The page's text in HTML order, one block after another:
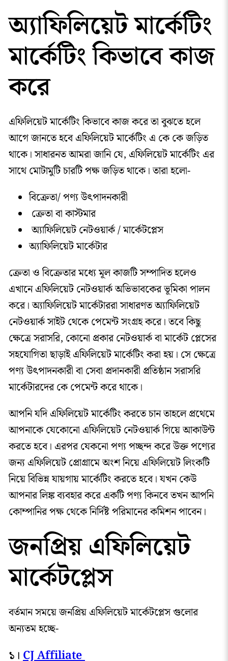
অ্যাফিলিয়েট মার্কেটিং
মার্কেটিং কিভাবে কাজ
করে
এফিলিয়েট মার্কেটিং কিভাবে কাজ করে তা বুঝতে হলে
আগে জানতে হবে এফিলিয়েট মার্কেটিং এ কে কে জড়িত
থাকে। সাধারনত আমরা জানি যে, এফিলিয়েট মার্কেটিং এর
সাথে মোটামুটি চারটি পক্ষ জড়িত থাকে। তারা হলো-
বিক্রেতা/ পণ্য উৎপাদনকারী
ক্রেতা বা কাস্টমার
অ্যাফিলিয়েট নেটওয়ার্ক / মার্কেটপ্লেস
অ্যাফিলিয়েট মার্কেটার
ক্রেতা ও বিক্রেতার মধ্যে মূল কাজটি সম্পাদিত হলেও
এখানে এফিলিয়েট নেটওয়ার্ক অভিভাবকের ভূমিকা পালন
করে। অ্যাফিলিয়েট মার্কেটাররা সাধারণত অ্যাফিলিয়েট
নেটওয়ার্ক সাইট থেকে পেমেন্ট সংগ্রহ করে। তবে কিছু
ক্ষেত্রে সরাসরি, কোনো প্রকার নেটওয়ার্ক বা মার্কেট প্লেসের
সহযোগিতা ছাড়াই এফিলিয়েট মার্কেটিং করা হয়। সে ক্ষেত্রে
পণ্য উৎপাদনকারী বা সেবা প্রদানকারী প্রতিষ্ঠান সরাসরি
মার্কেটারদের কে পেমেন্ট করে থাকে।
আপনি যদি এফিলিয়েট মার্কেটিং করতে চান তাহলে প্রথেমে
আপনাকে যেকোনো এফিলিয়েট নেটওয়ার্ক গিয়ে আকাউন্ট
করতে হবে। এরপর যেকনো পণ্য পচ্ছন্দ করে উক্ত পণ্যের
জন্য এফিলিয়েট প্রোগ্রামে অংশ নিয়ে এফিলিয়েট লিংকটি
নিয়ে বিভিন্ন যায়গায় মার্কেটিং করতে হবে। যখন কেউ
আপনার লিঙ্ক ব্যবহার করে একটি পণ্য কিনবে তখন আপনি
কোম্পানির পক্ষ থেকে নির্দিষ্ট পরিমানের কমিশন পাবেন।
জনপ্রিয় এফিলিয়েট
মার্কেটপ্লেস
বর্তমান সময়ে জনপ্রিয় এফিলিয়েট মার্কেটপ্লেস গুলোর
অন্যতম হচ্ছে-
১। CJ Affiliate